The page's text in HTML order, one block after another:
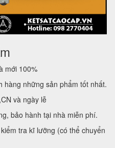
mới 100%
hàng những sản phẩm tốt nhất.
và ngày lễ
bảo hành tại nhà miễn phí.
tra kĩ lưỡng (có thể chuyển